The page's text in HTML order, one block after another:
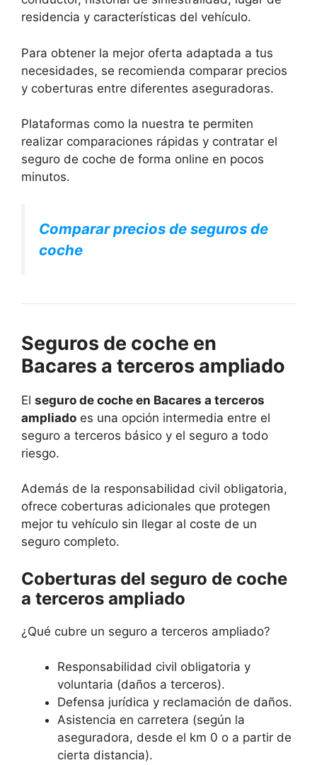
residencia y características del vehículo.
Para obtener la mejor oferta adaptada a tus
necesidades, se recomienda comparar precios
y coberturas entre diferentes aseguradoras.
Plataformas como la nuestra te permiten
realizar comparaciones rápidas y contratar el
seguro de coche de forma online en pocos
minutos.
Comparar precios de seguros de
coche
Seguros de coche en
Bacares a terceros ampliado
El seguro de coche en Bacares a terceros
ampliado es una opción intermedia entre el
seguro a terceros básico y el seguro a todo
riesgo.
Además de la responsabilidad civil obligatoria,
ofrece coberturas adicionales que protegen
mejor tu vehículo sin llegar al coste de un
seguro completo.
Coberturas del seguro de coche
a terceros ampliado
¿Qué cubre un seguro a terceros ampliado?
Responsabilidad civil obligatoria y
voluntaria (daños a terceros).
Defensa jurídica y reclamación de daños.
Asistencia en carretera (según la
aseguradora, desde el km 0 o a partir de
cierta distancia).